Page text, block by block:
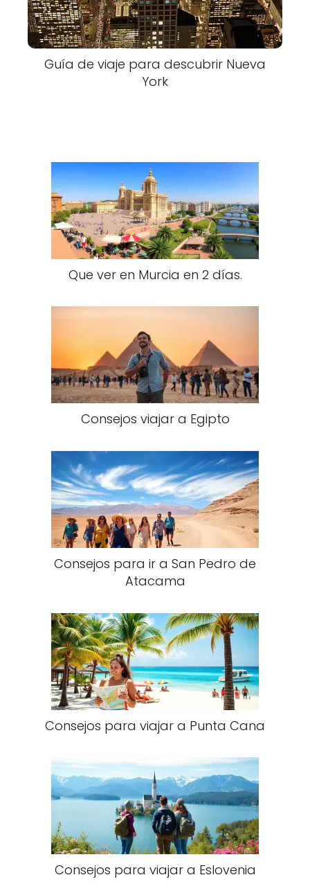
Guía de viaje para descubrir Nueva
York
Que ver en Murcia en 2 días.
Consejos viajar a Egipto
Consejos para ir a San Pedro de
Atacama
Consejos para viajar a Punta Cana​
Consejos para viajar a Eslovenia​